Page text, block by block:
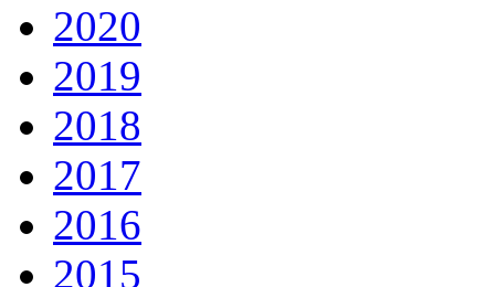
2020
2019
2018
2017
2016
2015